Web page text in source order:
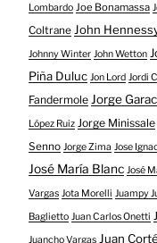
Lombardo Joe Bonamassa
Coltrane John
Johnny Winter John Wetton
Piña Duluc Jon Lord Jordi
Fandermole Jorge
López Ruiz Jorge Minissale
Senno Jorge Zima Jose
José María Blanc José
Vargas Jota Morelli Juampy
Baglietto Juan Carlos Onetti
Juancho Vargas Juan